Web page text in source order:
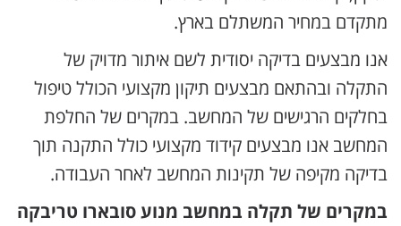
מתקדם במחיר המשתלם בארץ.
אנו מבצעים בדיקה יסודית לשם איתור מדויק של
התקלה ובהתאם מבצעים תיקון מקצועי הכולל טיפול
בחלקים הרגישים של המחשב. במקרים של החלפת
המחשב אנו מבצעים קידוד מקצועי כולל התקנה תוך
בדיקה מקיפה של תקינות המחשב לאחר העבודה.
במקרים של תקלה במחשב מנוע סובארו טריבקה